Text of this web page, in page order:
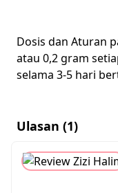
Dosis dan Aturan
atau 0,2 gram
selama 3-5 hari
Ulasan (1)